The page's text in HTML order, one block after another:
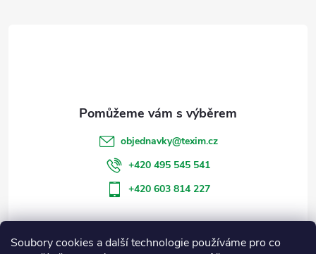
Soubory cookies a další technologie používáme pro co
objednavky@texim.cz
+420 495 545 541
+420 603 814 227